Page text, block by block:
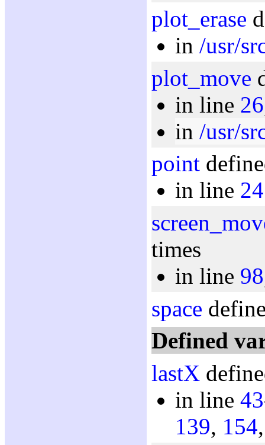
plot_erase
in /usr/
plot_move
in line 26
in /usr/
point
in line
times
in line 98
space
Defined
lastX
in line 43
139, 154